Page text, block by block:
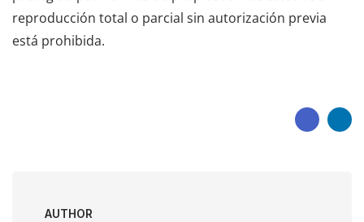
reproducción total o parcial sin autorización previa
está prohibida.
AUTHOR